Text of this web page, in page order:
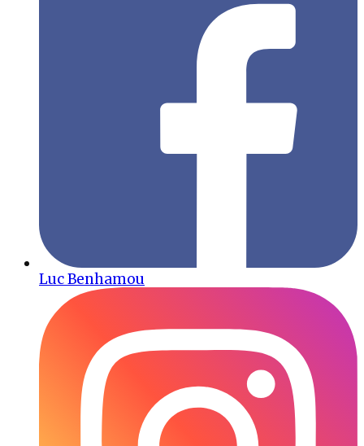
Luc Benhamou